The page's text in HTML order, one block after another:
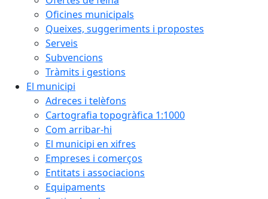
Oficines municipals
Queixes, suggeriments i propostes
Serveis
Subvencions
Tràmits i gestions
El municipi
Adreces i telèfons
Cartografia topogràfica 1:1000
Com arribar-hi
El municipi en xifres
Empreses i comerços
Entitats i associacions
Equipaments